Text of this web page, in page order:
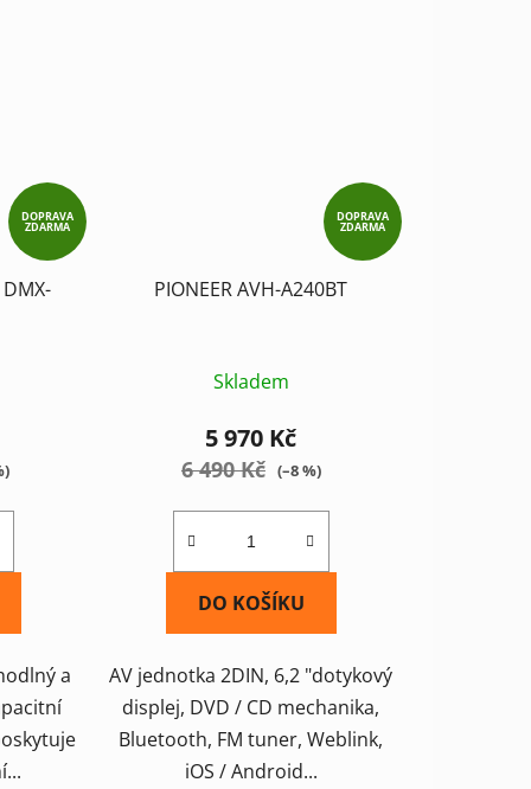
DOPRAVA
ZDARMA
a
DOPRAVA
ZDARMA
PIONEER AVH-A240BT
Skladem
5 970 Kč
6 490 Kč (–8 %)
DO KOŠÍKU
AV jednotka 2DIN, 6,2 "dotykový
displej, DVD / CD mechanika,
Bluetooth, FM tuner, Weblink,
iOS / Android...